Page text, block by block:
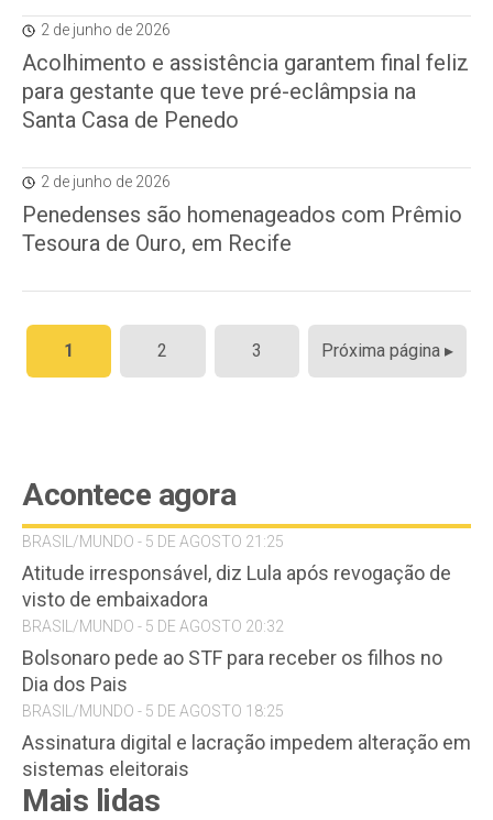
2 de junho de 2026
Acolhimento e assistência garantem final feliz
para gestante que teve pré-eclâmpsia na
Santa Casa de Penedo
2 de junho de 2026
Penedenses são homenageados com Prêmio
Tesoura de Ouro, em Recife
Paginação
de
1 2 3 Próxima página ▸
Acontece agora
BRASIL/MUNDO - 5 DE AGOSTO 21:25
Atitude irresponsável, diz Lula após revogação de
visto de embaixadora
BRASIL/MUNDO - 5 DE AGOSTO 20:32
Bolsonaro pede ao STF para receber os filhos no
Dia dos Pais
BRASIL/MUNDO - 5 DE AGOSTO 18:25
Assinatura digital e lacração impedem alteração em
sistemas eleitorais
Mais lidas